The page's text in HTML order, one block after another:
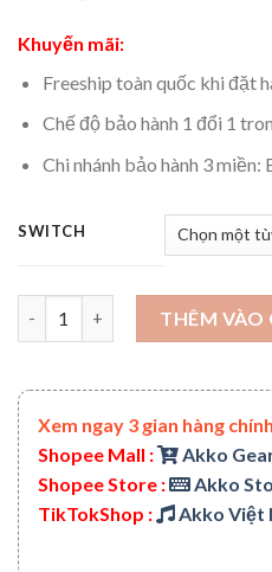
Khuyến mãi:
Freeship toàn quốc khi đặt
Chế độ bảo hành 1 đổi 1
Chi nhánh bảo hành 3 miền:
SWITCH
Bàn phím cơ Akko 3084 World
THÊM VÀO
Xem ngay 3 gian hàng
Shopee Mall :
Akko
Shopee Store :
Akko
TikTokShop :
Akko Việt